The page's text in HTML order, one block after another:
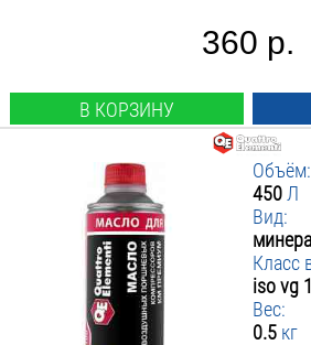
360 р.
В КОРЗИНУ
Объём:
450 Л
Вид:
Класс
iso vg
Вес:
0.5 кг